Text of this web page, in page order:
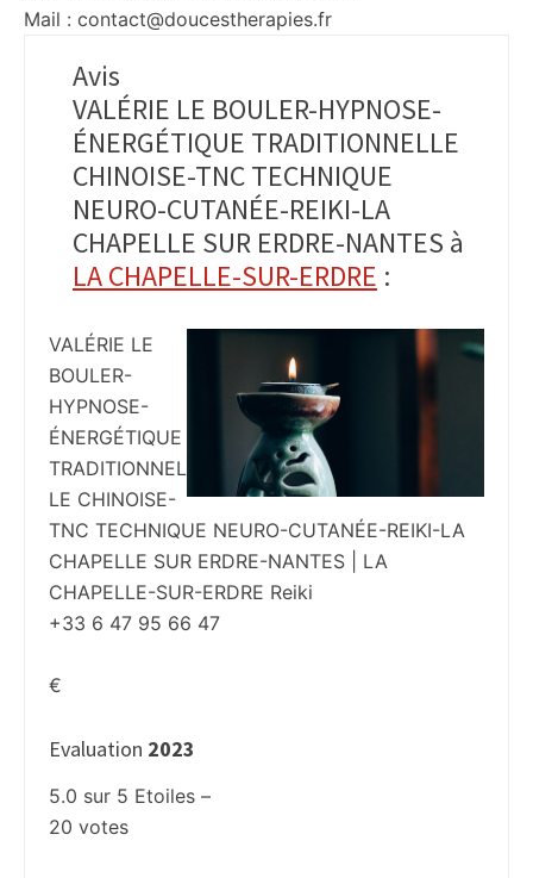
Mail : contact@doucestherapies.fr
Avis
VALÉRIE LE BOULER-HYPNOSE-
ÉNERGÉTIQUE TRADITIONNELLE
CHINOISE-TNC TECHNIQUE
NEURO-CUTANÉE-REIKI-LA
CHAPELLE SUR ERDRE-NANTES à
LA CHAPELLE-SUR-ERDRE :
VALÉRIE LE
BOULER-
HYPNOSE-
ÉNERGÉTIQUE
TRADITIONNEL
LE CHINOISE-
TNC TECHNIQUE NEURO-CUTANÉE-REIKI-LA
CHAPELLE SUR ERDRE-NANTES | LA
CHAPELLE-SUR-ERDRE Reiki
+33 6 47 95 66 47
€
Evaluation 2023
5.0 sur 5 Etoiles –
20 votes